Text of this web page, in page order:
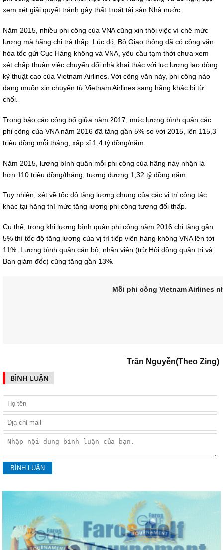
xem xét giải quyết tránh gây thất thoát tài sản Nhà nước.
Năm 2015, nhiều phi công của VNA cũng xin thôi việc vì chê mức
lương mà hãng chi trả thấp. Lúc đó, Bộ Giao thông đã có công văn
hỏa tốc gửi Cục Hàng không và VNA, yêu cầu tạm thời chưa xem
xét chấp thuận việc chuyển đổi nhà khai thác với lực lượng lao động
kỹ thuật cao của Vietnam Airlines. Với công văn này, phi công nào
đang muốn xin chuyển từ Vietnam Airlines sang hãng khác bị từ
chối.
Trong báo cáo công bố giữa năm 2017, mức lương bình quân các
phi công của VNA năm 2016 đã tăng gần 5% so với 2015, lên 115,3
triệu đồng mỗi tháng, xấp xỉ 1,4 tỷ đồng/năm.
Năm 2015, lương bình quân mỗi phi công của hãng này nhận là
hơn 110 triệu đồng/tháng, tương đương 1,32 tỷ đồng năm.
Tuy nhiên, xét về tốc độ tăng lương chung của các vị trí công tác
khác tại hãng thì mức tăng lương phi công tương đối thấp.
Cụ thể, trong khi lương bình quân phi công năm 2016 chỉ tăng gần
5% thì tốc độ tăng lương của vị trí tiếp viên hàng không VNA lên tới
11%. Lương bình quân cán bộ, nhân viên (trừ Hội đồng quản trị và
Ban giám đốc) cũng tăng gần 13%.
Mỗi phi công Vietnam Airlines
Năm 2016, mức lương bình quân
Trần Nguyễn(Theo Zing)
BÌNH LUẬN